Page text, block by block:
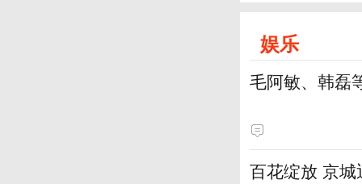
娱乐
毛阿敏、韩磊
百花绽放 京